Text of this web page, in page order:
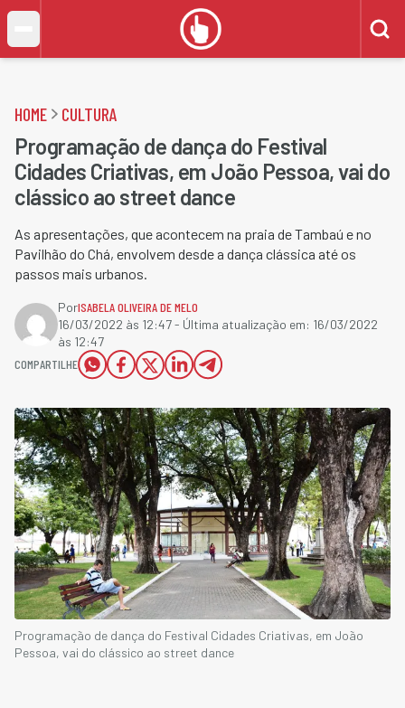
HOME CULTURA
Programação de dança do Festival
Cidades Criativas, em João Pessoa, vai do
clássico ao street dance
As apresentações, que acontecem na praia de Tambaú e no
Pavilhão do Chá, envolvem desde a dança clássica até os
passos mais urbanos.
PorISABELA OLIVEIRA DE MELO
16/03/2022 às 12:47- Última atualização em: 16/03/2022
às 12:47
COMPARTILHE
Programação de dança do Festival Cidades Criativas, em João
Pessoa, vai do clássico ao street dance